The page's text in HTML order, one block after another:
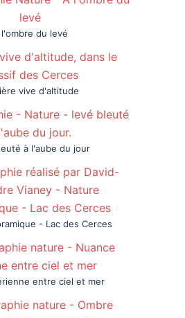
du levé
vive d'altitude
à l'aube du jour
- Lac des Cerces
entre ciel et mer